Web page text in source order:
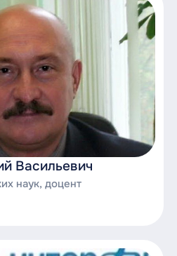
проектирования;
деятельность и
квалификационной
на соискание ученой
наук;
Васильевич
наук, доцент